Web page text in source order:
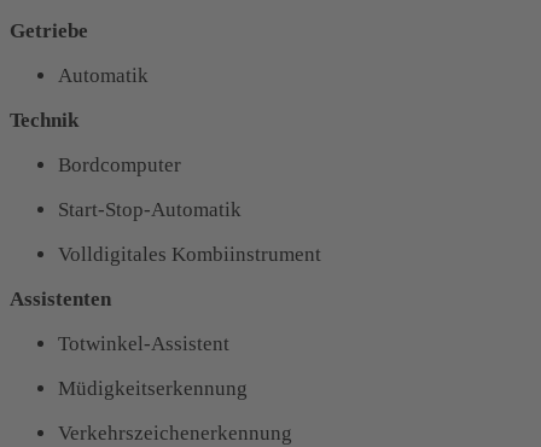
Getriebe
Automatik
Technik
Bordcomputer
Start-Stop-Automatik
Volldigitales Kombiinstrument
Assistenten
Totwinkel-Assistent
Müdigkeitserkennung
Verkehrszeichenerkennung